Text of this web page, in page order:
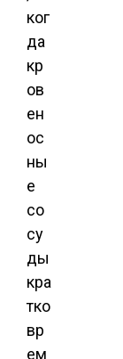
ког
да
кр
ов
ен
ос
ны
е
со
су
ды
кра
тко
вр
ем